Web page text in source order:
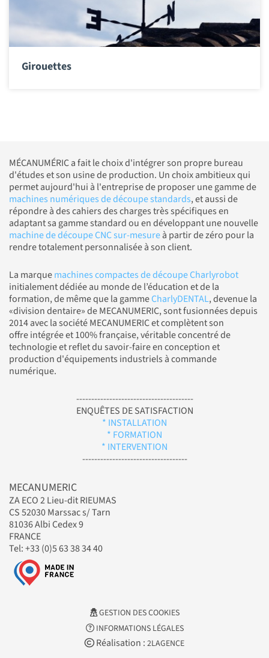
Girouettes
MÉCANUMÉRIC a fait le choix d'intégrer son propre bureau
d'études et son usine de production. Un choix ambitieux qui
permet aujourd'hui à l'entreprise de proposer une gamme de
machines numériques de découpe standards, et aussi de
répondre à des cahiers des charges très spécifiques en
adaptant sa gamme standard ou en développant une nouvelle
machine de découpe CNC sur-mesureà partir de zéro pour la
rendre totalement personnalisée à son client.
La marquemachines compactes de découpe Charlyrobot
initialement dédiée au monde de l’éducation et de la
formation, de même que la gammeCharlyDENTAL, devenue la
«division dentaire» de MECANUMERIC, sont fusionnées depuis
2014 avec la société MECANUMERIC et complètent son
offre intégrée et 100% française, véritable concentré de
technologie et reflet du savoir-faire en conception et
production d'équipements industriels à commande
numérique.
---------------------------------------
ENQUÊTES DE SATISFACTION
* INSTALLATION
* FORMATION
* INTERVENTION
-----------------------------------
MECANUMERIC
ZA ECO 2 Lieu-dit RIEUMAS
CS 52030 Marssac s/ Tarn
81036 Albi Cedex 9
FRANCE
Tel: +33 (0)5 63 38 34 40
GESTION DES COOKIES
INFORMATIONS LÉGALES
Réalisation : 2LAGENCE